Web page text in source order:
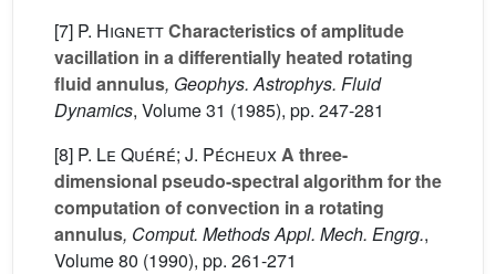
[7] P. HignettCharacteristics of amplitude
vacillation in a differentially heated rotating
fluid annulus, Geophys. Astrophys. Fluid
Dynamics, Volume 31 (1985), pp. 247-281
[8] P. Le Quéré; J. PécheuxA three-
dimensional pseudo-spectral algorithm for the
computation of convection in a rotating
annulus, Comput. Methods Appl. Mech. Engrg.,
Volume 80 (1990), pp. 261-271